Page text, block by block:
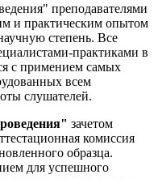
преподавателями
и практическим опытом
степень. Все
практиками в
с примением самых
всем
слушателей.
зачетом
комиссия
образца.
для успешного